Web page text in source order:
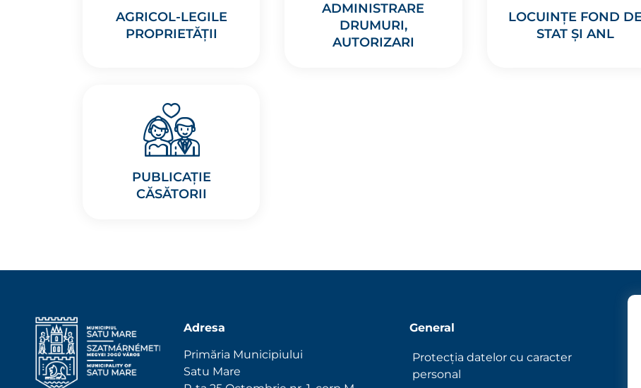
AGRICOL-LEGILE
PROPRIETĂȚII
ADMINISTRARE
DRUMURI,
AUTORIZARI
LOCUINȚE FOND
STAT ȘI ANL
PUBLICAȚIE
CĂSĂTORII
Adresa
Primăria Municipiului
Satu Mare
General
Protecția datelor cu caracter
personal